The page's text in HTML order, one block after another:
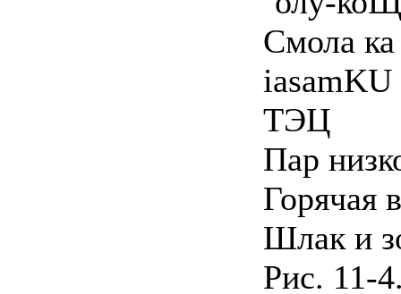
Смола
iasamKU
ТЭЦ
Пар
Горячая
Шлак и
Рис. 11-